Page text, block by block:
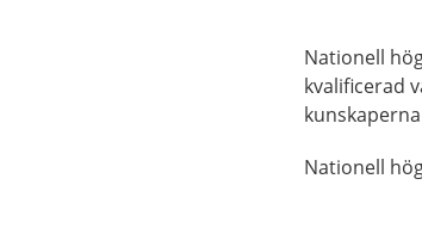
Nationell
kvalificerad
Nationell